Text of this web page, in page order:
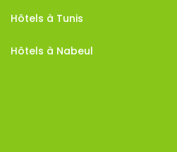
Hôtels à Tunis
Hôtels à Nabeul